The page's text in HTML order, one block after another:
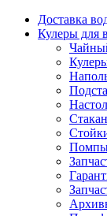
Доставка
Кулеры для